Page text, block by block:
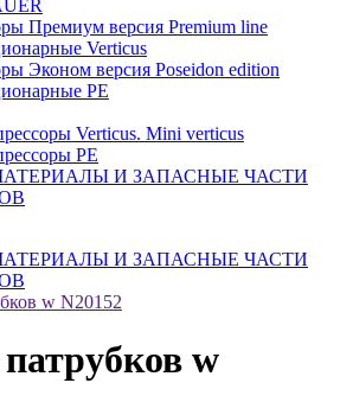
Премиум версия Premium line
Verticus
Эконом версия Poseidon edition
PE
Verticus. Mini verticus
PE
И ЗАПАСНЫЕ ЧАСТИ
И ЗАПАСНЫЕ ЧАСТИ
w N20152
w